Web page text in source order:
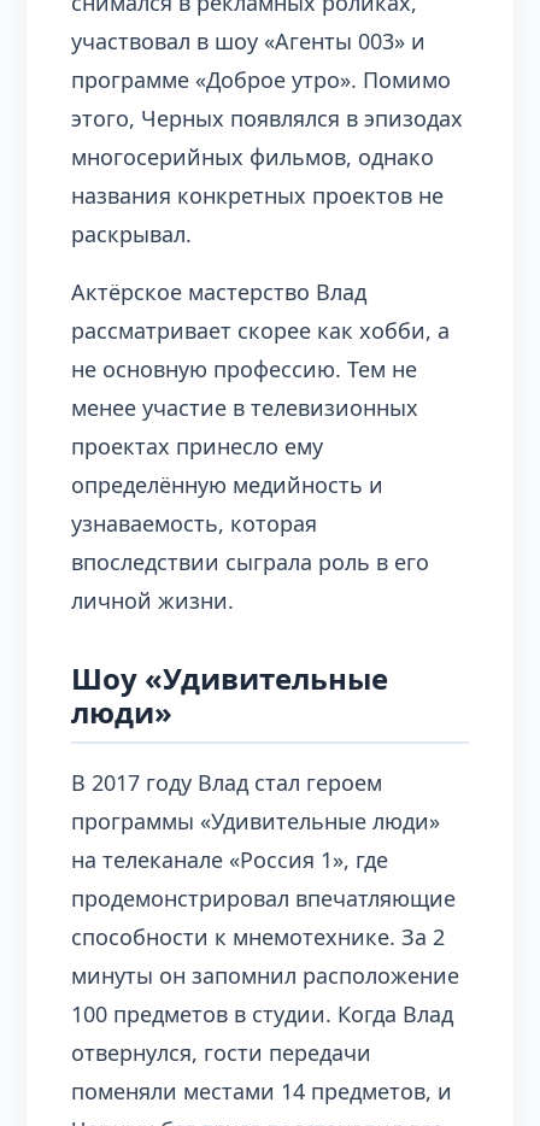
участвовал в шоу «Агенты 003» и
программе «Доброе утро». Помимо
этого, Черных появлялся в эпизодах
многосерийных фильмов, однако
названия конкретных проектов не
раскрывал.
Актёрское мастерство Влад
рассматривает скорее как хобби, а
не основную профессию. Тем не
менее участие в телевизионных
проектах принесло ему
определённую медийность и
узнаваемость, которая
впоследствии сыграла роль в его
личной жизни.
Шоу «Удивительные
люди»
В 2017 году Влад стал героем
программы «Удивительные люди»
на телеканале «Россия 1», где
продемонстрировал впечатляющие
способности к мнемотехнике. За 2
минуты он запомнил расположение
100 предметов в студии. Когда Влад
отвернулся, гости передачи
поменяли местами 14 предметов, и